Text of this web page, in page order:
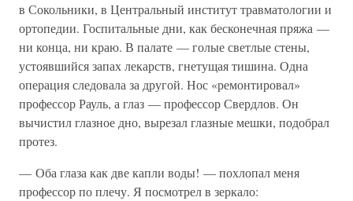
в Сокольники, в Центральный институт травматологии и
ортопедии. Госпитальные дни, как бесконечная пряжа —
ни конца, ни краю. В палате — голые светлые стены,
устоявшийся запах лекарств, гнетущая тишина. Одна
операция следовала за другой. Нос «ремонтировал»
профессор Рауль, а глаз — профессор Свердлов. Он
вычистил глазное дно, вырезал глазные мешки, подобрал
протез.
— Оба глаза как две капли воды! — похлопал меня
профессор по плечу. Я посмотрел в зеркало: